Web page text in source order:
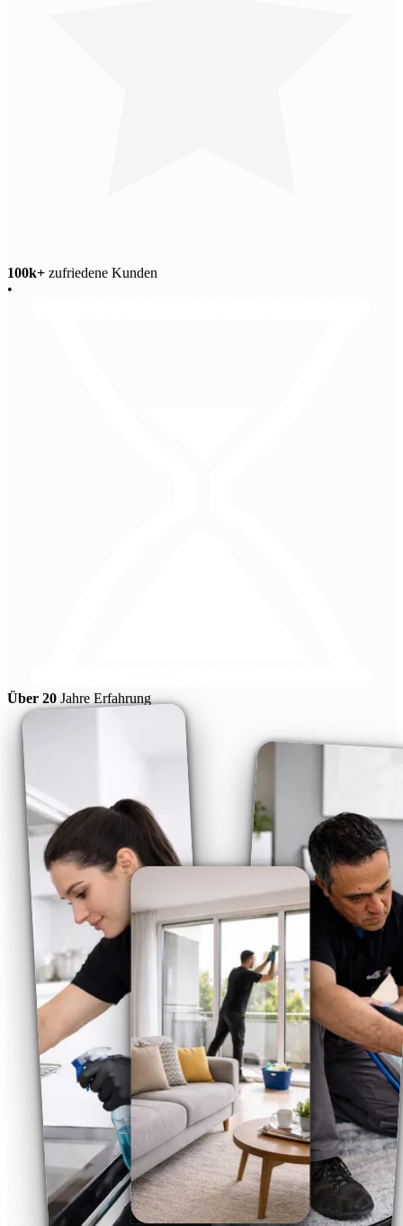
100k+ zufriedene Kunden
•
Über 20 Jahre Erfahrung